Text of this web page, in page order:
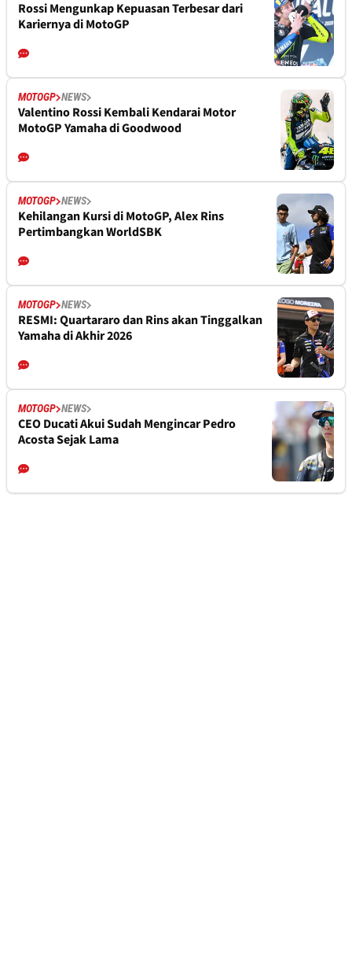
Rossi Mengunkap Kepuasan Terbesar dari
Kariernya di MotoGP
MOTOGP NEWS
Valentino Rossi Kembali Kendarai Motor
MotoGP Yamaha di Goodwood
MOTOGP NEWS
Kehilangan Kursi di MotoGP, Alex Rins
Pertimbangkan WorldSBK
MOTOGP NEWS
RESMI: Quartararo dan Rins akan Tinggalkan
Yamaha di Akhir 2026
MOTOGP NEWS
CEO Ducati Akui Sudah Mengincar Pedro
Acosta Sejak Lama